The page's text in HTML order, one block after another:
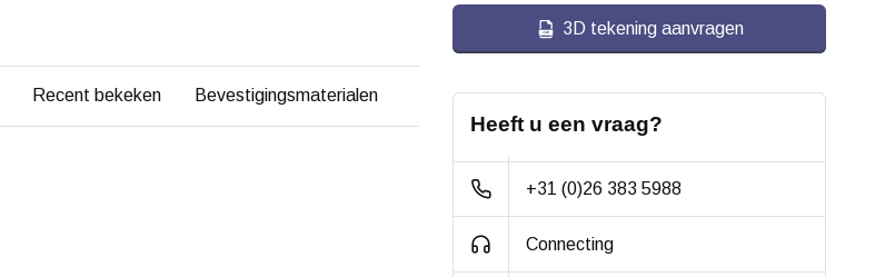
Recent bekeken Bevestigingsmaterialen
Kunststof
Bandage:
Zwart
Thermoplastisch
rubber (TPR),
Hardheid band:
3D tekening aanvragen
Heeft u een vraag?
+31 (0)26 383 5988
Connecting